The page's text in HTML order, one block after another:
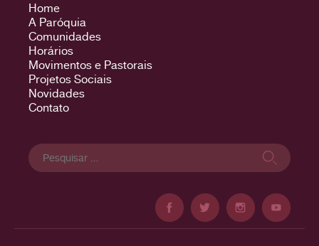
Home
A Paróquia
Comunidades
Horários
Movimentos e Pastorais
Projetos Sociais
Novidades
Contato
Pesquisar
por: